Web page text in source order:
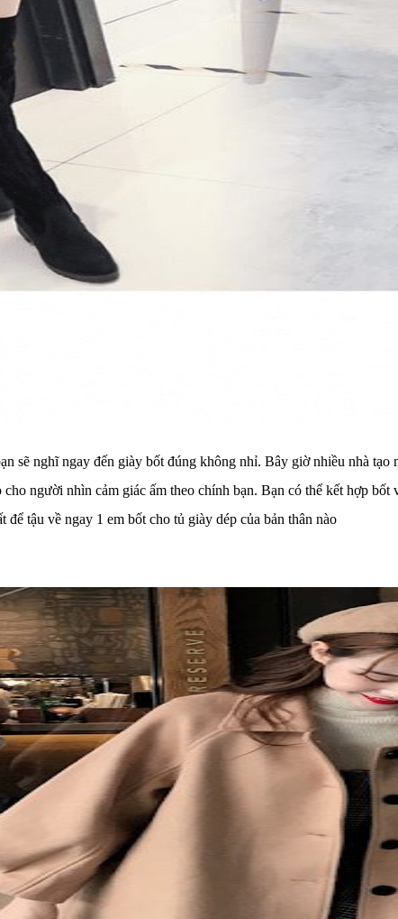
sẽ nghĩ ngay đến giày bốt đúng không nhỉ. Bây giờ nhiều nhà
người nhìn cảm giác ấm theo chính bạn. Bạn có thể kết hợp
để tậu về ngay 1 em bốt cho tủ giày dép của bản thân nào